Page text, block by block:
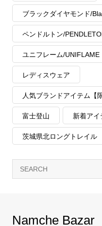
ブラックダイヤモンド/
ペンドルトン/
ユニフレーム/UNIFLAME
レディスウェア
人気ブランドアイテム【
富士登山 新着アイ
茨城県北ロングトレイル
Namche Bazar